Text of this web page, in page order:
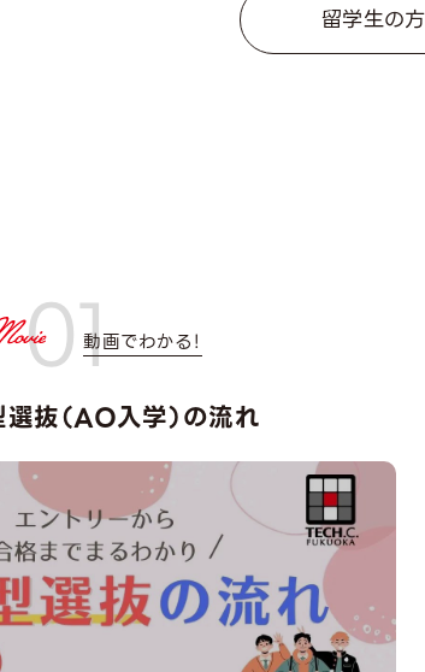
留学生の
01動画でわかる！
抜（AO入学）の流れ